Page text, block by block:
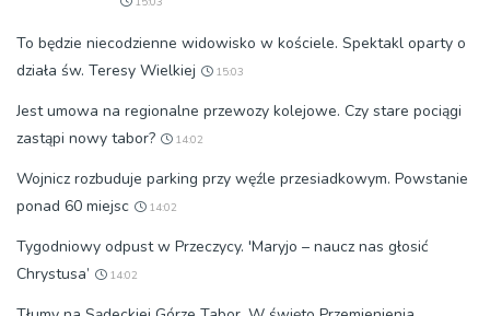
To będzie niecodzienne widowisko w kościele. Spektakl oparty o
działa św. Teresy Wielkiej
15:03
Jest umowa na regionalne przewozy kolejowe. Czy stare pociągi
zastąpi nowy tabor?
14:02
Wojnicz rozbuduje parking przy węźle przesiadkowym. Powstanie
ponad 60 miejsc
14:02
Tygodniowy odpust w Przeczycy. 'Maryjo – naucz nas głosić
Chrystusa’
14:02